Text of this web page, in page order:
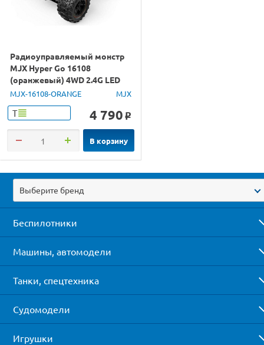
Радиоуправляемый монстр
MJX Hyper Go 16108
(оранжевый) 4WD 2.4G LED
1/16 RTR
MJX-16108-ORANGE MJX
Т 4 790 o
В корзину
Выберите бренд
Беспилотники
Машины, автомодели
Танки, спецтехника
Судомодели
Игрушки